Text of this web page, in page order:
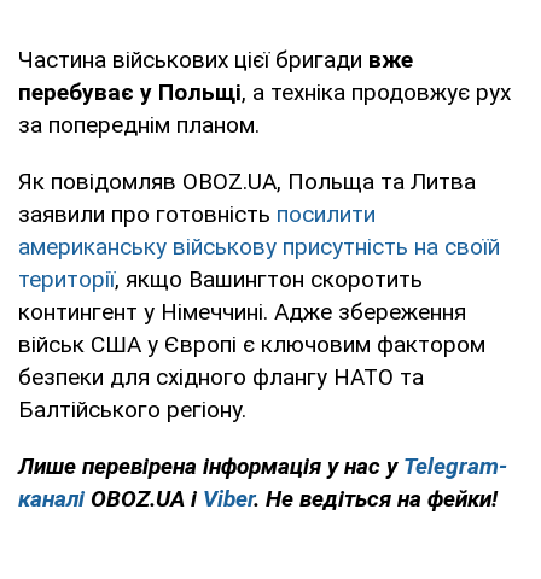
Частина військових цієї бригади вже
перебуває у Польщі, а техніка продовжує рух
за попереднім планом.
Як повідомляв OBOZ.UA, Польща та Литва
заявили про готовність посилити
американську військову присутність на своїй
території, якщо Вашингтон скоротить
контингент у Німеччині. Адже збереження
військ США у Європі є ключовим фактором
безпеки для східного флангу НАТО та
Балтійського регіону.
Лише перевірена інформація у нас у Telegram-
каналі OBOZ.UA і Viber. Не ведіться на фейки!